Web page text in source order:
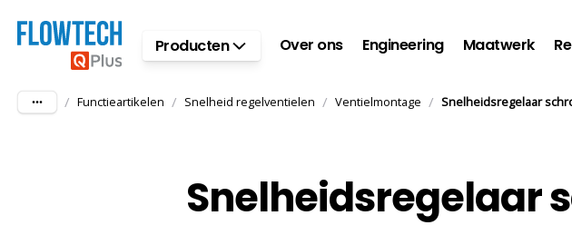
Ga naar hoofdinhoudProducten Over ons Engineering Maatwerk
/ Functieartikelen / Snelheid regelventielen / Ventielmontage / Snelheidsregelaar
Snelheidsregelaar